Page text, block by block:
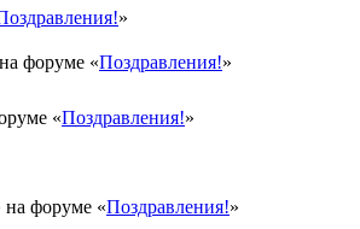
»
форуме «Поздравления!»
«Поздравления!»
на форуме «Поздравления!»